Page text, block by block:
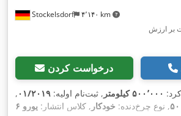
Stockelsdorf ۴٬۱۴۰ km
بر ارزش
درخواست کردن
۵۰۰٬۰۰۰ کیلومتر , ثبت‌نام اولیه: ۰۱/۲۰۱۹ ,
۵۰, نوع چرخ‌دنده: خودکار , کلاس انتشار: یورو ۶